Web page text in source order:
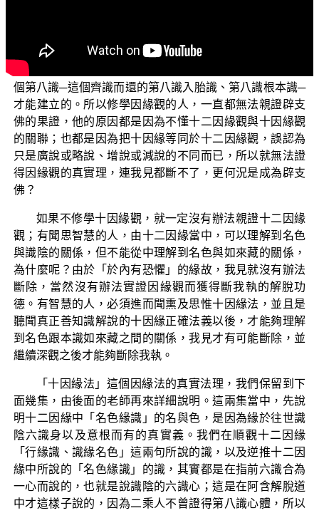
是因為緣於往世識陰六識身以及意根而有的真實義。但是
這個十二因緣的名色緣識，卻是依著十因緣識緣名色的這
個第八識─這個齊識而還的第八識入胎識、第八識根本識─
才能建立的。所以修學因緣觀的人，一直都無法親證辟支
佛的果證，他的原因都是因為不懂十二因緣觀與十因緣觀
的關聯；也都是因為把十因緣等同於十二因緣觀，誤認為
只是廣說或略說、增說或減說的不同而已，所以就無法證
得因緣觀的真實理，連我見都斷不了，更何況是成為辟支
佛？
如果不修學十因緣觀，就一定沒有辦法親證十二因緣
觀；有聞思智慧的人，由十二因緣當中，可以理解到名色
與識陰的關係，但不能從中理解到名色與如來藏的關係，
為什麼呢？由於「於內有恐懼」的緣故，我見就沒有辦法
斷除，當然沒有辦法實證因緣觀而獲得斷我執的解脫功
德。有智慧的人，必須進而聞熏及思惟十因緣法，並且是
聽聞真正善知識解說的十因緣正確法義以後，才能夠理解
到名色跟本識如來藏之間的關係，我見才有可能斷除，並
繼續深觀之後才能夠斷除我執。
「十因緣法」這個因緣法的真實法理，我們保留到下
面幾集，由後面的老師再來詳細說明。這兩集當中，先說
明十二因緣中「名色緣識」的名與色，是因為緣於往世識
陰六識身以及意根而有的真實義。我們在順觀十二因緣
「行緣識、識緣名色」這兩句所說的識，以及逆推十二因
緣中所說的「名色緣識」的識，其實都是在指前六識合為
一心而說的，也就是說識陰的六識心；這是在阿含解脫道
中才這樣子說的，因為二乘人不曾證得第八識心體，所以